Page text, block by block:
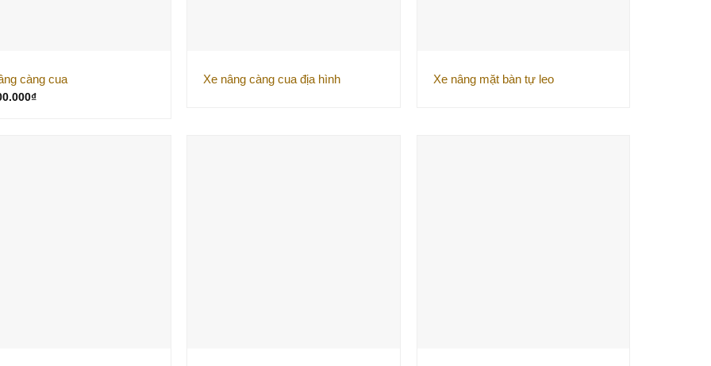
càng cua
₫
Xe nâng càng cua địa hình Xe nâng mặt bàn tự leo